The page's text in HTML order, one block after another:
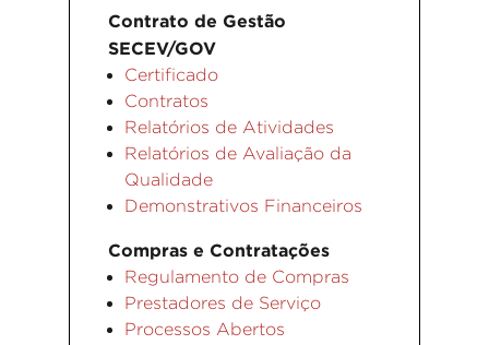
Contrato de Gestão
SECEV/GOV
Certificado
Contratos
Relatórios de Atividades
Relatórios de Avaliação da
Qualidade
Demonstrativos Financeiros
Compras e Contratações
Regulamento de Compras
Prestadores de Serviço
Processos Abertos